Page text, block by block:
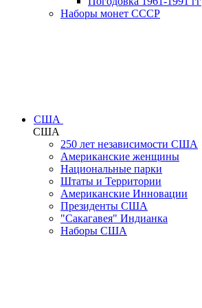
Наборы монет СССР
США
США
250 лет независимости США
Американские женщины
Национальные парки
Штаты и Территории
Американские Инновации
Президенты США
"Сакагавея" Индианка
Наборы США